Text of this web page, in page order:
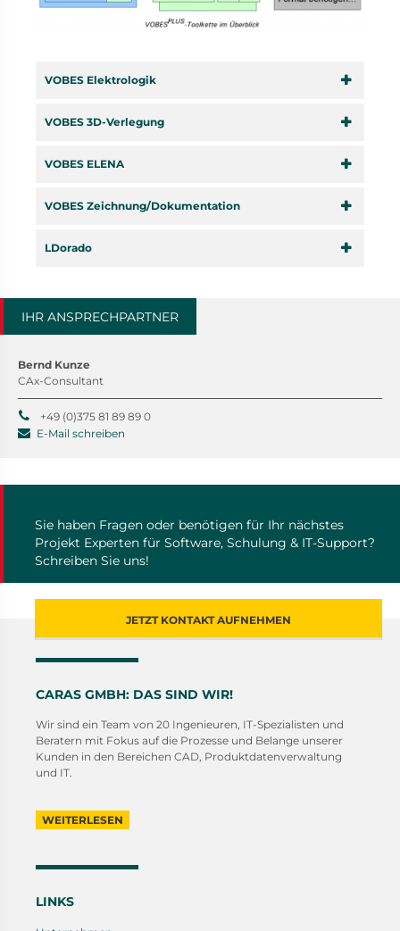
VOBES Elektrologik
VOBES 3D-Verlegung
VOBES ELENA
VOBES Zeichnung/Dokumentation
LDorado
IHR ANSPRECHPARTNER
Bernd Kunze
CAx-Consultant
+49 (0)375 81 89 89 0
E-Mail schreiben
Sie haben Fragen oder benötigen für Ihr nächstes
Projekt Experten für Software, Schulung & IT-Support?
Schreiben Sie uns!
JETZT KONTAKT AUFNEHMEN
CARAS GMBH: DAS SIND WIR!
Wir sind ein Team von 20 Ingenieuren, IT-Spezialisten und
Beratern mit Fokus auf die Prozesse und Belange unserer
Kunden in den Bereichen CAD, Produktdatenverwaltung
und IT.
WEITERLESEN
LINKS